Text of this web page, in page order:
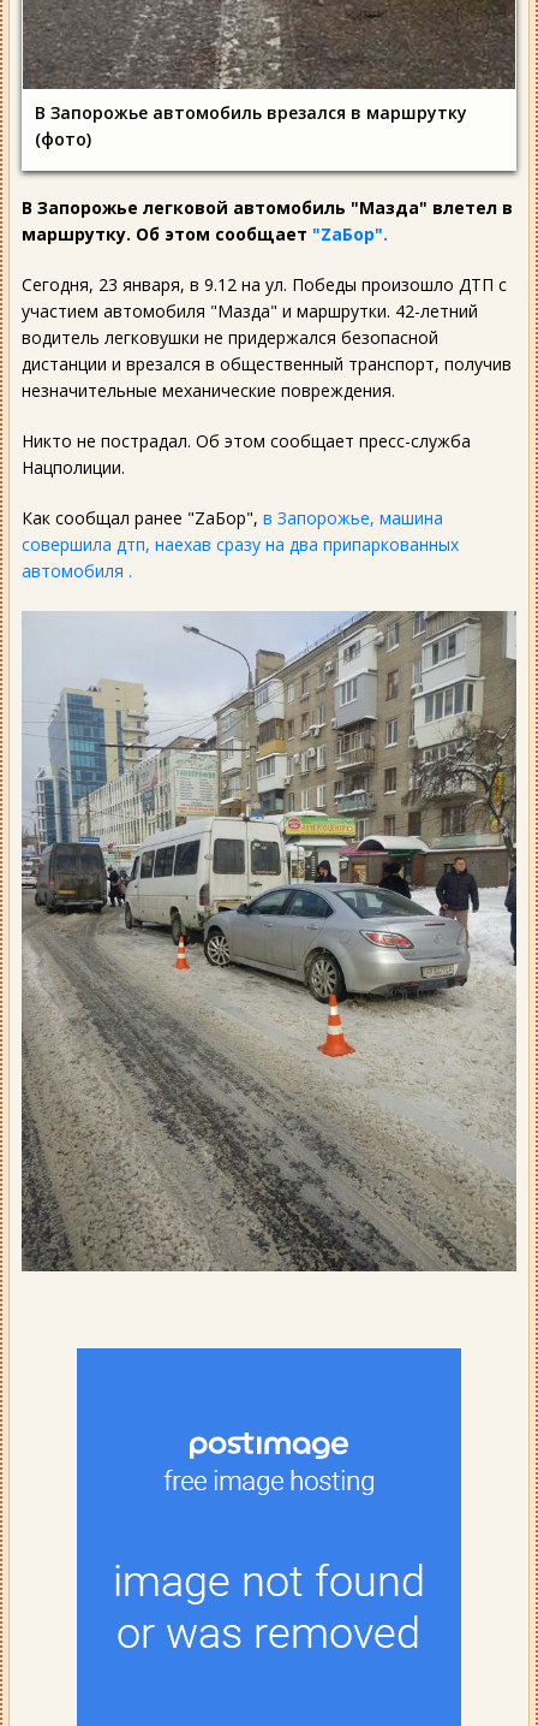
В Запорожье автомобиль врезался в маршрутку
(фото)
В Запорожье легковой автомобиль "Мазда" влетел в
маршрутку. Об этом сообщает "ZаБор".
Сегодня, 23 января, в 9.12 на ул. Победы произошло ДТП с
участием автомобиля "Мазда" и маршрутки. 42-летний
водитель легковушки не придержался безопасной
дистанции и врезался в общественный транспорт, получив
незначительные механические повреждения.
Никто не пострадал. Об этом сообщает пресс-служба
Нацполиции.
Как сообщал ранее "ZаБор", в Запорожье, машина
совершила дтп, наехав сразу на два припаркованных
автомобиля .